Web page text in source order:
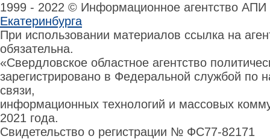
1999 - 2022 © Информационное агентство
Екатеринбурга
При использовании материалов ссылка на
обязательна.
«Свердловское областное агентство
зарегистрировано в Федеральной службой по
связи,
информационных технологий и массовых
2021 года.
Свидетельство о регистрации № ФС77-82171